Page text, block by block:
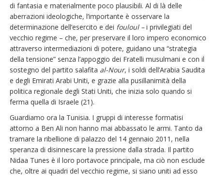
di fantasia e materialmente poco plausibili. Al di là delle
aberrazioni ideologiche, l’importante è osservare la
determinazione dell’esercito e dei fouloul –i privilegiati del
vecchio regime – che, per preservare il loro impero economico
attraverso intermediazioni di potere, guidano una “strategia
della tensione” senza l’appoggio dei Fratelli musulmani e con il
sostegno del partito salafita al-Nour, i soldi dell’Arabia Saudita
e degli Emirati Arabi Uniti, e grazie alla pusillanimità della
politica regionale degli Stati Uniti, che inizia solo quando si
ferma quella di Israele (21).
Guardiamo ora la Tunisia. I gruppi di interesse formatisi
attorno a Ben Ali non hanno mai abbassato le armi. Tanto da
tramare la ribellione di palazzo del 14 gennaio 2011, nella
speranza di disinnescare la pressione dalla strada. Il partito
Nidaa Tunes è il loro portavoce principale, ma ciò non esclude
che, oltre ai quadri del vecchio regime, si siano uniti ad esso